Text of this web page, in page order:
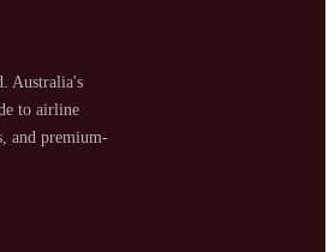
Australia's
to airline
and premium-